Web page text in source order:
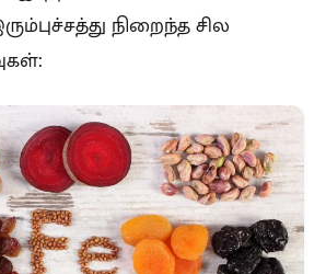
நிறைந்த சில